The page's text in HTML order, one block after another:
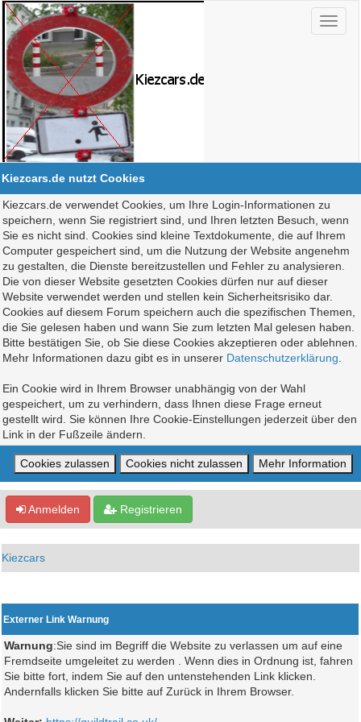
Kiezcars.de nutzt Cookies
Kiezcars.de verwendet Cookies, um Ihre Login-Informationen zu
speichern, wenn Sie registriert sind, und Ihren letzten Besuch, wenn
Sie es nicht sind. Cookies sind kleine Textdokumente, die auf Ihrem
Computer gespeichert sind, um die Nutzung der Website angenehm
zu gestalten, die Dienste bereitzustellen und Fehler zu analysieren.
Die von dieser Website gesetzten Cookies dürfen nur auf dieser
Website verwendet werden und stellen kein Sicherheitsrisiko dar.
Cookies auf diesem Forum speichern auch die spezifischen Themen,
die Sie gelesen haben und wann Sie zum letzten Mal gelesen haben.
Bitte bestätigen Sie, ob Sie diese Cookies akzeptieren oder ablehnen.
Mehr Informationen dazu gibt es in unserer Datenschutzerklärung
Ein Cookie wird in Ihrem Browser unabhängig von der Wahl
gespeichert, um zu verhindern, dass Ihnen diese Frage erneut
gestellt wird. Sie können Ihre Cookie-Einstellungen jederzeit über den
Link in der Fußzeile ändern.
Anmelden Registrieren
Kiezcars
Externer Link Warnung
Warnung:Sie sind im Begriff die Website zu verlassen um auf eine
Fremdseite umgeleitet zu werden . Wenn dies in Ordnung ist, fahren
Sie bitte fort, indem Sie auf den untenstehenden Link klicken.
Andernfalls klicken Sie bitte auf Zurück in Ihrem Browser.